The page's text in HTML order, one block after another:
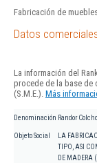
Fabricación de
Datos
La información del
procede de la base de
(S.M.E.). Más
Denominación Randor
Objeto Social
LA
TIPO, ASI
DE MADERA